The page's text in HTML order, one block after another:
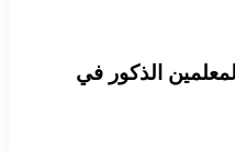
الذكور في